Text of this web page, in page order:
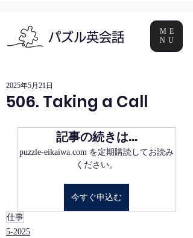
パズル英会話
ME
NU
506. Taking a Call
2025年5月21日
記事の続きは…
puzzle-eikaiwa.com を定期購読してお読み
ください。
今すぐ申込む
仕事
5-2025